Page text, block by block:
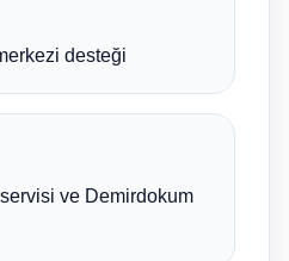
desteği
ve Demirdokum